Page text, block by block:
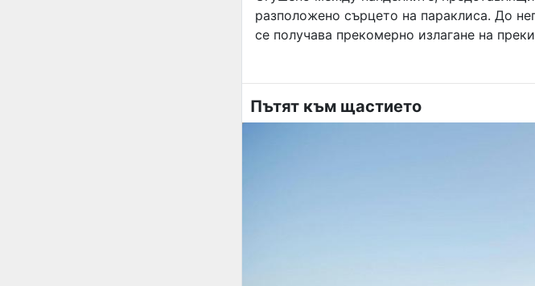
разположено сърцето на параклиса. До
се получава прекомерно излагане на
Пътят към щастието